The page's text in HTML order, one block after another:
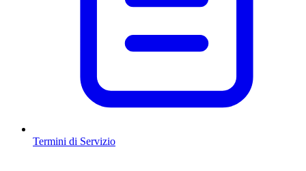
Termini di Servizio